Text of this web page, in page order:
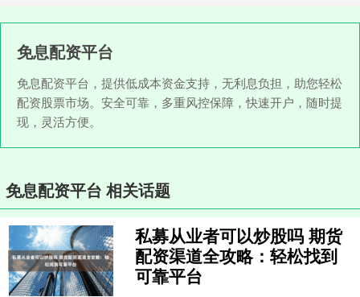
免息配资平台
免息配资平台，提供低成本资金支持，无利息负担，助您轻松
配资股票市场。安全可靠，多重风控保障，快速开户，随时提
现，灵活方便。
免息配资平台 相关话题
私募从业者可以炒股吗 期货
配资渠道全攻略：轻松找到
可靠平台